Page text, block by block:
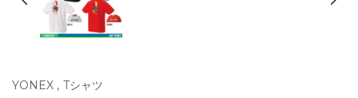
YONEX , Tシャツ